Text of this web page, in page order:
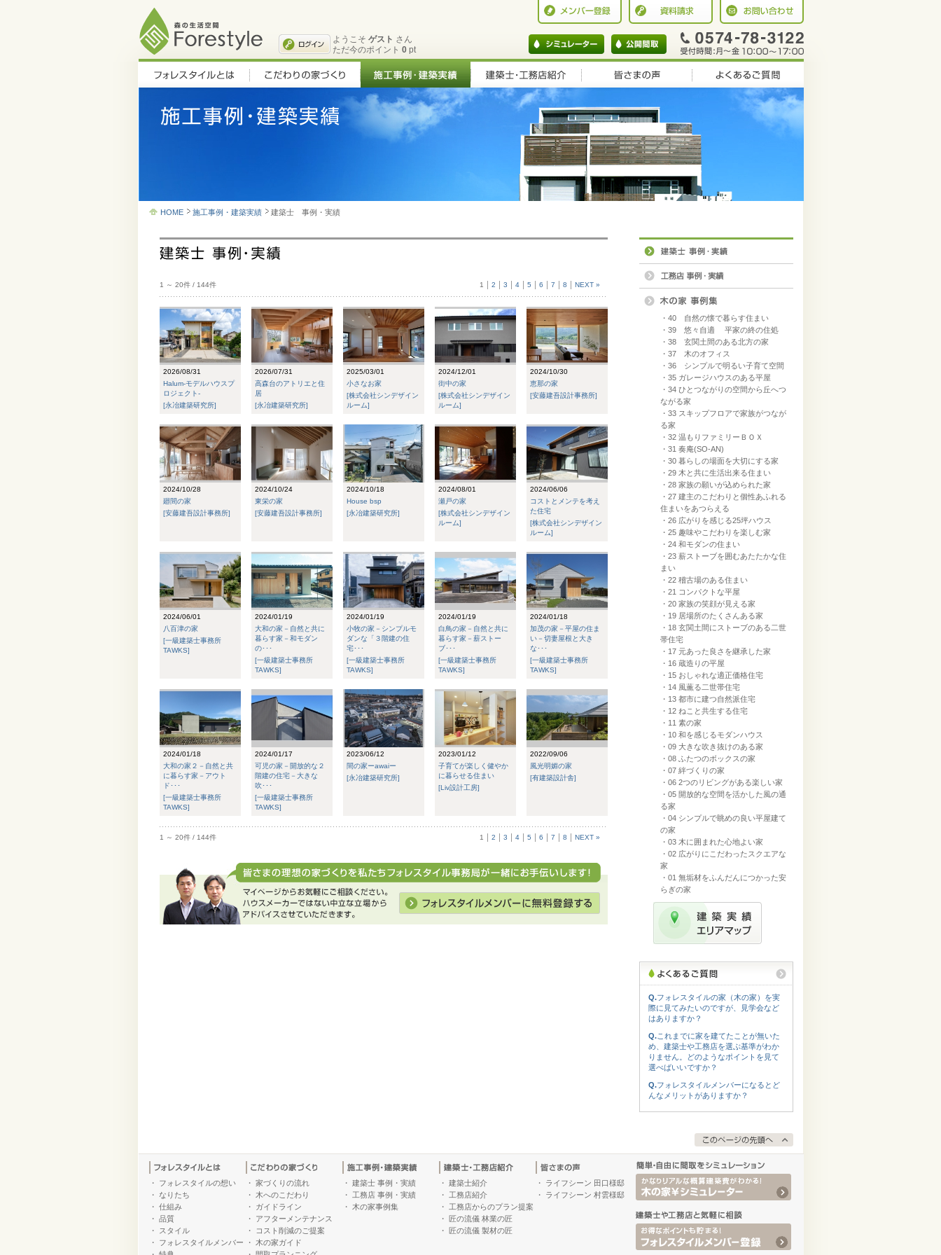
ようこそ ゲスト さん
ただ今のポイント 0 pt
HOME 施工事例・建築実績 建築士 事例・実績
1 ～ 20件 / 144件 1 2 3 4 5 6 7 8 NEXT »
2026/08/31
Halum-モデルハウスプ
ロジェクト-
[永冶建築研究所]
2026/07/31
高森台のアトリエと住
居
[永冶建築研究所]
2025/03/01
小さなお家
[株式会社シンデザイン
ルーム]
2024/12/01
街中の家
[株式会社シンデザイン
ルーム]
2024/10/30
恵那の家
[安藤建吾設計事務所]
2024/10/28
廻間の家
[安藤建吾設計事務所]
2024/10/24
東栄の家
[安藤建吾設計事務所]
2024/10/18
House bsp
[永冶建築研究所]
2024/08/01
瀬戸の家
[株式会社シンデザイン
ルーム]
2024/06/06
コストとメンテを考え
た住宅
[株式会社シンデザイン
ルーム]
2024/06/01
八百津の家
[一級建築士事務所
TAWKS]
2024/01/19
大和の家－自然と共に
暮らす家－和モダン
の･･･
[一級建築士事務所
TAWKS]
2024/01/19
小牧の家－シンプルモ
ダンな「３階建の住
宅･･･
[一級建築士事務所
TAWKS]
2024/01/19
白鳥の家－自然と共に
暮らす家－薪ストー
ブ･･･
[一級建築士事務所
TAWKS]
2024/01/18
加茂の家－平屋の住ま
い－切妻屋根と大き
な･･･
[一級建築士事務所
TAWKS]
2024/01/18
大和の家２－自然と共
に暮らす家－アウト
ド･･･
[一級建築士事務所
TAWKS]
2024/01/17
可児の家－開放的な２
階建の住宅－大きな
吹･･･
[一級建築士事務所
TAWKS]
2023/06/12
間の家ーawaiー
[永冶建築研究所]
2023/01/12
子育てが楽しく健やか
に暮らせる住まい
[Liv設計工房]
2022/09/06
風光明媚の家
[有建築設計舎]
1 ～ 20件 / 144件 1 2 3 4 5 6 7 8 NEXT »
・40 自然の懐で暮らす住まい
・39 悠々自適 平家の終の住処
・38 玄関土間のある北方の家
・37 木のオフィス
・36 シンプルで明るい子育て空間
・35 ガレージハウスのある平屋
・34 ひとつながりの空間から丘へつ
ながる家
・33 スキップフロアで家族がつなが
る家
・32 温もりファミリーＢＯＸ
・31 奏庵(SO-AN)
・30 暮らしの場面を大切にする家
・29 木と共に生活出来る住まい
・28 家族の願いが込められた家
・27 建主のこだわりと個性あふれる
住まいをあつらえる
・26 広がりを感じる25坪ハウス
・25 趣味やこだわりを楽しむ家
・24 和モダンの住まい
・23 薪ストーブを囲むあたたかな住
まい
・22 稽古場のある住まい
・21 コンパクトな平屋
・20 家族の笑顔が見える家
・19 居場所のたくさんある家
・18 玄関土間にストーブのある二世
帯住宅
・17 元あった良さを継承した家
・16 蔵造りの平屋
・15 おしゃれな適正価格住宅
・14 風薫る二世帯住宅
・13 都市に建つ自然派住宅
・12 ねこと共生する住宅
・11 素の家
・10 和を感じるモダンハウス
・09 大きな吹き抜けのある家
・08 ふたつのボックスの家
・07 絆づくりの家
・06 2つのリビングがある楽しい家
・05 開放的な空間を活かした風の通
る家
・04 シンプルで眺めの良い平屋建て
の家
・03 木に囲まれた心地よい家
・02 広がりにこだわったスクエアな
家
・01 無垢材をふんだんにつかった安
らぎの家
Q.フォレスタイルの家（木の家）を実
際に見てみたいのですが、見学会など
はありますか？
Q.これまでに家を建てたことが無いた
め、建築士や工務店を選ぶ基準がわか
りません。どのようなポイントを見て
選べばいいですか？
Q.フォレスタイルメンバーになるとど
んなメリットがありますか？
・
フォレスタイルの想い
・ なりたち
・ 仕組み
・ 品質
・
スタイル
・
フォレスタイルメンバー
・ 家づくりの流れ
・
木へのこだわり
・
ガイドライン
・
アフターメンテナンス
・
コスト削減のご提案
・
木の家ガイド
・ 建築士 事例・実績
・
工務店 事例・実績
・
木の家事例集
・ 建築士紹介
・
工務店紹介
・
工務店からのプラン提案
・
匠の流儀 林業の匠
・
匠の流儀 製材の匠
・
ライフシーン 田口様邸
・
ライフシーン 村雲様邸